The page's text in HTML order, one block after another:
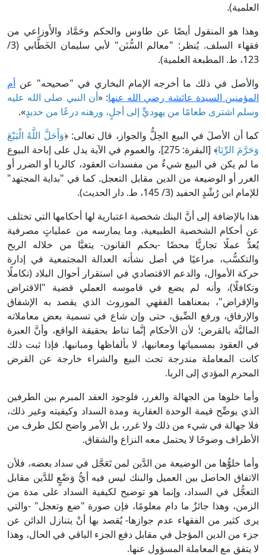
العلمية).
وهذا هو المنقول أيضًا عن طاوس والحكم وحَمَّاد والأَوزاعي من
فقهاء السلف. يُنظر: "معالم السُّنَن" لأبي سليمان الخَطَّابي (3/
123، ط. المطبعة العلمية).
والأصل في ذلك ما أخرجه الإمام البخاري في "صحيحه" عن أم
المؤمنين السيدة عائشة رضي الله عنها: «أن النبي صلى الله عليه
وسلم اشترى طعامًا من يهوديٍّ إلى أجلٍ، ورهنه درعًا من حديدٍ».
كما أن الأصلَ في البيع الحِلُّ والجواز، قال تعالى: ﴿وَأَحَلَّ اللَّهُ الْبَيْعَ
وَحَرَّمَ الرِّبَا
﴾ [البقرة: 275]، والعموم في الآية يدل على إباحة البيوع
ما لم يكن في البيع شيءٌ من مفسدات العقود، كالربا أو الضرر أو
الغرر أو الوضيعة من الدين مقابل التعجل. كما في "بداية المجتهد"
للإمام ابن رُشْدٍ الحفيد (3/ 145، ط. دار الحديث).
هذا بالإضافة إلى أنَّ البنك شخصية اعتبارية لها أحكامها التي تختلف
عن أحكام الشخصية الطبيعية، وما يمارسه من عملياتٍ مصرفية
يُعدُّ عملًا تجاريًّا محضًا -بحكم القانون- يتغيَّا من خلاله الربح
والتكسُّب، مراعيًا في أصل نشأته العدالة المجتمعية في إدارة
حركة الأموال، والدعم الاقتصادي في استقرار أحوال البلاد (تكاملًا
وتكافلًا)، وأنه لم يضع في قاموسه العملي قضية "الاقتراض
والإقراض"، بمعناهما الفقهي الموروث الذي يقصد به الإشفاق
والإرفاق، ورفع الضِّيق، حتى وإن شاع في تسمية بعض معاملاته
الماليَّة بالقرض؛ لأن الأحكام إنَّما تناط بحقيقة الواقع، وأنَّ العبرة
في العقود بمسمياتها ومعانيها، لا بألفاظها ومبانيها. فإذا ثبت ذلك
كانت المعاملة مندرجة تحت البيع والشراء خارجة عن القرض
المحرم المؤدي إلى الربا.
وأما خلوها من الجهالة والغرر، فلوجود العقد المبرم بين الطرفين
الذي يوضِّح قيمة الوحدة العقارية ومدة السداد وكيفيته وغير ذلك،
فلا جهالة في شيء من ذلك ولا غرر، بل الأمر واضح لكل طرف من
الأطراف وضوحًا لا يحتمل معه النزاع والشقاق.
وأما خلوُّها من الوضيعة من الدَّين لمن تَعَجَّل في سداد بعضه، فلأن
الاتفاق الحاصل بين العميل والبنك ليس فيه أيُّ وَضْعٍ للدَّين مقابل
التعجُّل في السداد، وإنما هو توضيح لكيفية السداد على مدة من
الزمن، وهذا جائزٌ ما دام معلومًا، فإن صورة "ضع وتعجل" -والتي
يرى كثير من الفقهاء عدم جوازها- يُقصد بها أنْ يتنازل الدائن عن
جزء من الدين المؤجل في مقابل دفع الجزء الباقي في الحال، وهذا
لا يتفق مع المعاملة المسؤول عنها.